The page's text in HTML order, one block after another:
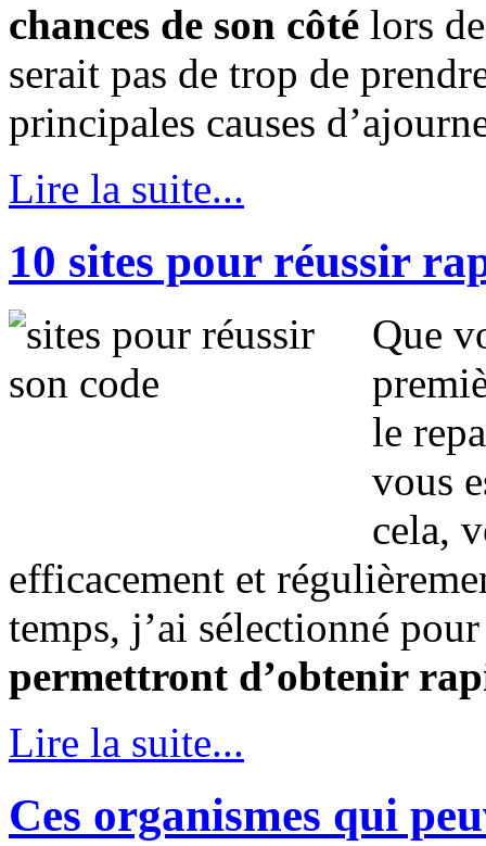
chances de son côté lors
serait pas de trop de
principales causes
Lire la suite...
10 sites pour réussir
Que
le
vous
cela,
efficacement et
temps, j’ai sélectionné
permettront d’obtenir
Lire la suite...
Ces organismes qui